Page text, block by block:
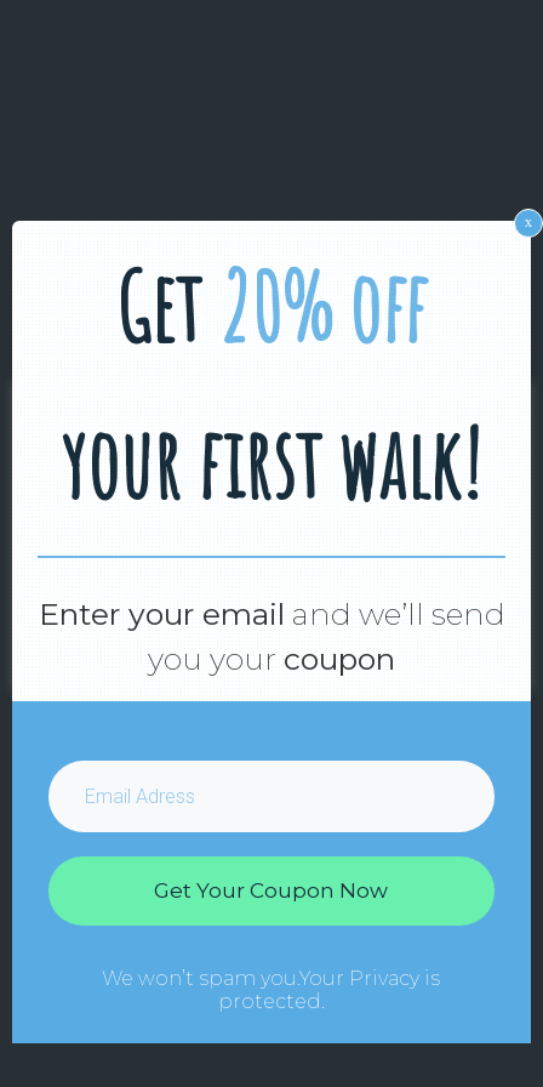
Get20% off
your first walk!
Enter your emailand we’ll send
you yourcoupon
Get Your Coupon Now
We won’t spam you.Your Privacy is
protected.
x
Ce site utilise des cookies
Le présent site Internet utilise des cookies. Certains cookies
sont nécessaires au bon fonctionnement du site Internet et ne
peuvent être refusés si vous souhaitez visiter ce site. D'autres
cookies sont utilisés à des fins d'analyse. Vous pouvez tout à
fait les refuser si vous le souhaitez.
Configurer - Plus d'infos
Accepter Refuser